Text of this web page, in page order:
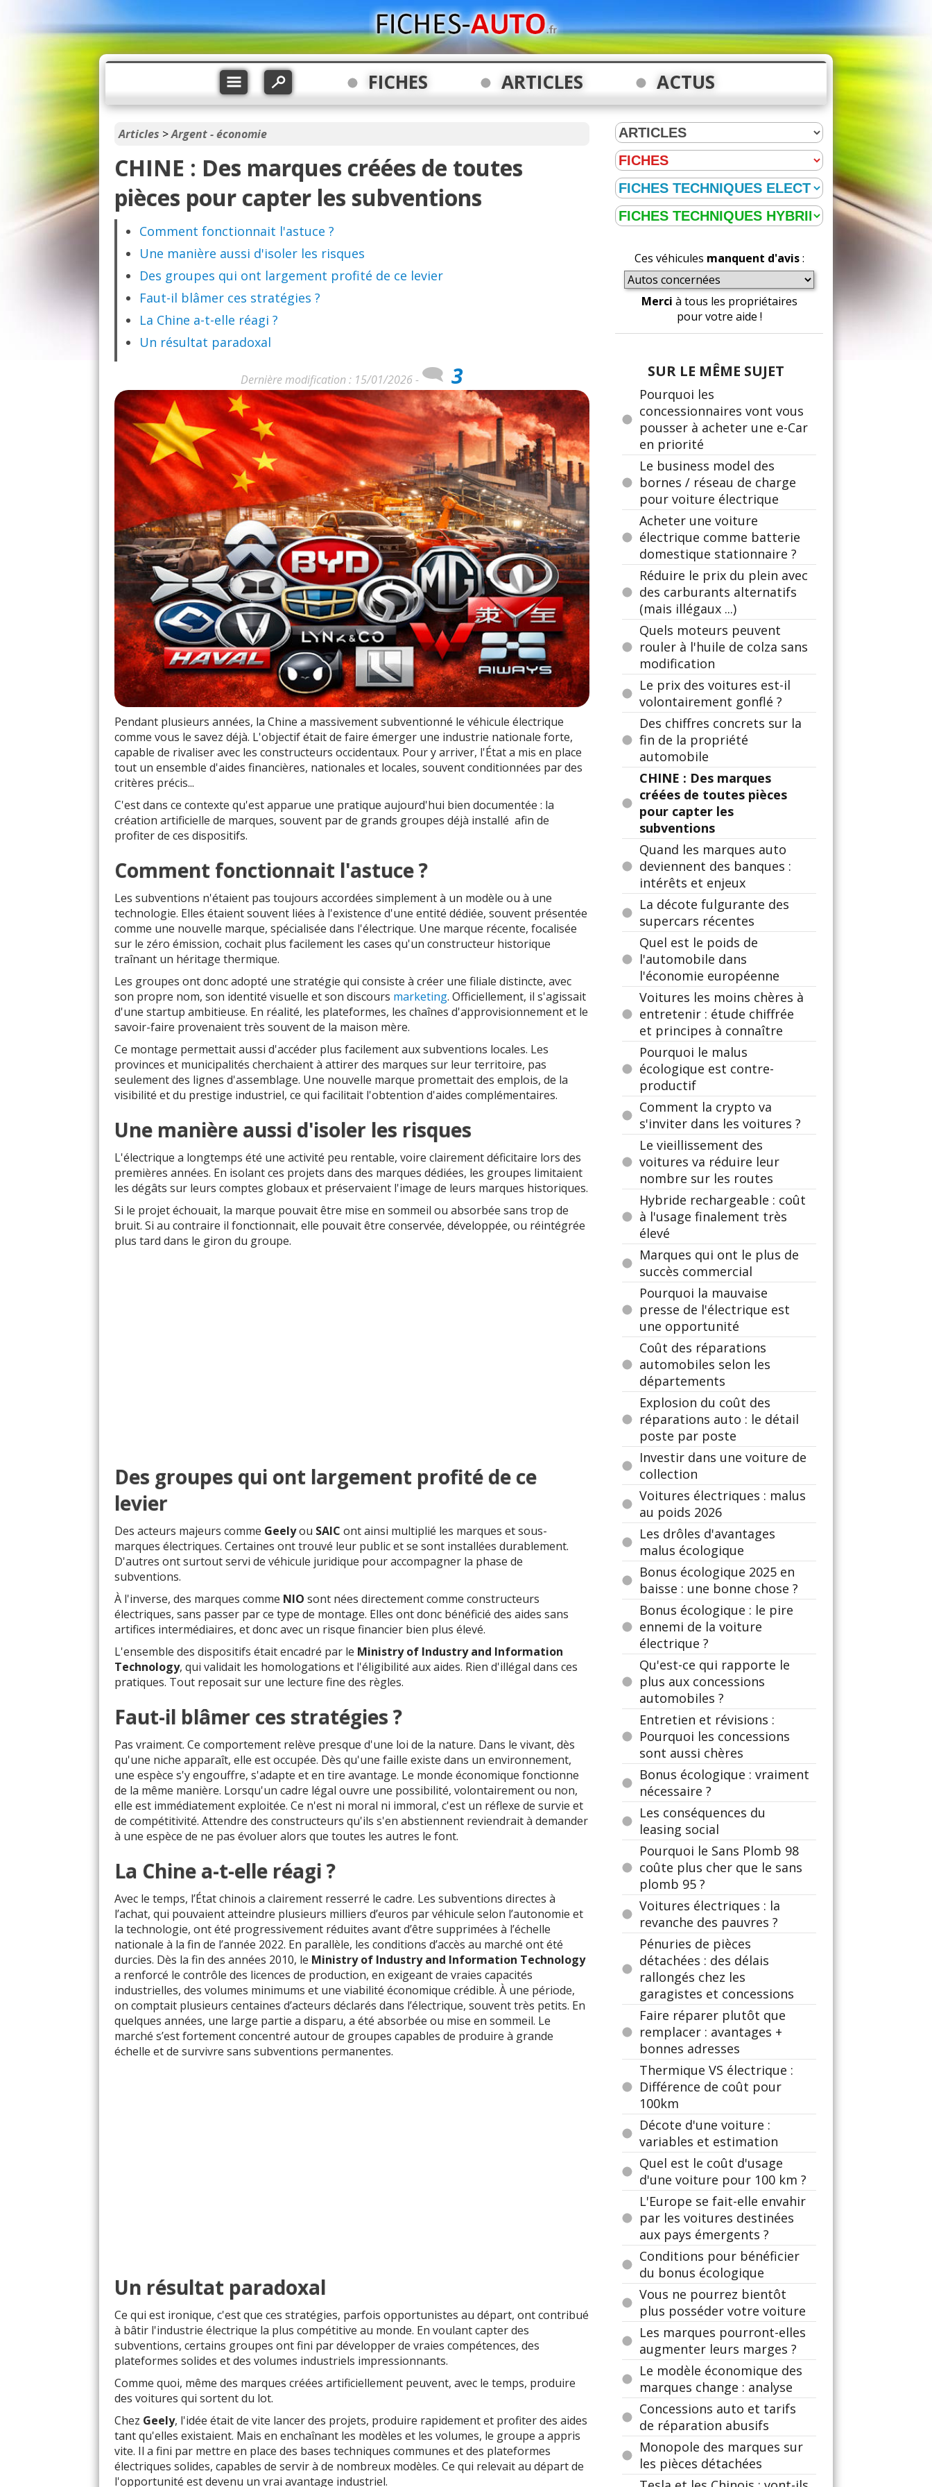
FICHES ARTICLES ACTUS
Articles >Argent - économie
CHINE : Des marques créées de toutes
pièces pour capter les subventions
Comment fonctionnait l'astuce ?
Une manière aussi d'isoler les risques
Des groupes qui ont largement profité de ce levier
Faut-il blâmer ces stratégies ?
La Chine a-t-elle réagi ?
Un résultat paradoxal
Dernière modification : 15/01/2026 - 3
Pendant plusieurs années, la Chine a massivement subventionné le véhicule électrique
comme vous le savez déjà. L'objectif était de faire émerger une industrie nationale forte,
capable de rivaliser avec les constructeurs occidentaux. Pour y arriver, l'État a mis en place
tout un ensemble d'aides financières, nationales et locales, souvent conditionnées par des
critères précis...
C'est dans ce contexte qu'est apparue une pratique aujourd'hui bien documentée : la
création artificielle de marques, souvent par de grands groupes déjà installé afin de
profiter de ces dispositifs.
Comment fonctionnait l'astuce ?
Les subventions n'étaient pas toujours accordées simplement à un modèle ou à une
technologie. Elles étaient souvent liées à l'existence d'une entité dédiée, souvent présentée
comme une nouvelle marque, spécialisée dans l'électrique. Une marque récente, focalisée
sur le zéro émission, cochait plus facilement les cases qu'un constructeur historique
traînant un héritage thermique.
Les groupes ont donc adopté une stratégie qui consiste à créer une filiale distincte, avec
son propre nom, son identité visuelle et son discours marketing. Officiellement, il s'agissait
d'une startup ambitieuse. En réalité, les plateformes, les chaînes d'approvisionnement et le
savoir-faire provenaient très souvent de la maison mère.
Ce montage permettait aussi d'accéder plus facilement aux subventions locales. Les
provinces et municipalités cherchaient à attirer des marques sur leur territoire, pas
seulement des lignes d'assemblage. Une nouvelle marque promettait des emplois, de la
visibilité et du prestige industriel, ce qui facilitait l'obtention d'aides complémentaires.
Une manière aussi d'isoler les risques
L'électrique a longtemps été une activité peu rentable, voire clairement déficitaire lors des
premières années. En isolant ces projets dans des marques dédiées, les groupes limitaient
les dégâts sur leurs comptes globaux et préservaient l'image de leurs marques historiques.
Si le projet échouait, la marque pouvait être mise en sommeil ou absorbée sans trop de
bruit. Si au contraire il fonctionnait, elle pouvait être conservée, développée, ou réintégrée
plus tard dans le giron du groupe.
Des groupes qui ont largement profité de ce
levier
Des acteurs majeurs comme Geelyou SAIC ont ainsi multiplié les marques et sous-
marques électriques. Certaines ont trouvé leur public et se sont installées durablement.
D'autres ont surtout servi de véhicule juridique pour accompagner la phase de
subventions.
À l'inverse, des marques comme NIO sont nées directement comme constructeurs
électriques, sans passer par ce type de montage. Elles ont donc bénéficié des aides sans
artifices intermédiaires, et donc avec un risque financier bien plus élevé.
L'ensemble des dispositifs était encadré par le Ministry of Industry and Information
Technology, qui validait les homologations et l'éligibilité aux aides. Rien d'illégal dans ces
pratiques. Tout reposait sur une lecture fine des règles.
Faut-il blâmer ces stratégies ?
Pas vraiment. Ce comportement relève presque d'une loi de la nature. Dans le vivant, dès
qu'une niche apparaît, elle est occupée. Dès qu'une faille existe dans un environnement,
une espèce s'y engouffre, s'adapte et en tire avantage. Le monde économique fonctionne
de la même manière. Lorsqu'un cadre légal ouvre une possibilité, volontairement ou non,
elle est immédiatement exploitée. Ce n'est ni moral ni immoral, c'est un réflexe de survie et
de compétitivité. Attendre des constructeurs qu'ils s'en abstiennent reviendrait à demander
à une espèce de ne pas évoluer alors que toutes les autres le font.
La Chine a-t-elle réagi ?
Avec le temps, l’État chinois a clairement resserré le cadre. Les subventions directes à
l’achat, qui pouvaient atteindre plusieurs milliers d’euros par véhicule selon l’autonomie et
la technologie, ont été progressivement réduites avant d’être supprimées à l’échelle
nationale à la fin de l’année 2022. En parallèle, les conditions d’accès au marché ont été
durcies. Dès la fin des années 2010, le Ministry of Industry and Information Technology
a renforcé le contrôle des licences de production, en exigeant de vraies capacités
industrielles, des volumes minimums et une viabilité économique crédible. À une période,
on comptait plusieurs centaines d’acteurs déclarés dans l’électrique, souvent très petits. En
quelques années, une large partie a disparu, a été absorbée ou mise en sommeil. Le
marché s’est fortement concentré autour de groupes capables de produire à grande
échelle et de survivre sans subventions permanentes.
Un résultat paradoxal
Ce qui est ironique, c'est que ces stratégies, parfois opportunistes au départ, ont contribué
à bâtir l'industrie électrique la plus compétitive au monde. En voulant capter des
subventions, certains groupes ont fini par développer de vraies compétences, des
plateformes solides et des volumes industriels impressionnants.
Comme quoi, même des marques créées artificiellement peuvent, avec le temps, produire
des voitures qui sortent du lot.
Chez Geely, l'idée était de vite lancer des projets, produire rapidement et profiter des aides
tant qu'elles existaient. Mais en enchaînant les modèles et les volumes, le groupe a appris
vite. Il a fini par mettre en place des bases techniques communes et des plateformes
électriques solides, capables de servir à de nombreux modèles. Ce qui relevait au départ de
l'opportunité est devenu un vrai avantage industriel.
Ces véhicules manquent d'avis:
Merci à tous les propriétaires
pour votre aide !
SUR LE MÊME SUJET
Pourquoi les
concessionnaires vont vous
pousser à acheter une e-Car
en priorité
Le business model des
bornes / réseau de charge
pour voiture électrique
Acheter une voiture
électrique comme batterie
domestique stationnaire ?
Réduire le prix du plein avec
des carburants alternatifs
(mais illégaux ...)
Quels moteurs peuvent
rouler à l'huile de colza sans
modification
Le prix des voitures est-il
volontairement gonflé ?
Des chiffres concrets sur la
fin de la propriété
automobile
CHINE : Des marques
créées de toutes pièces
pour capter les
subventions
Quand les marques auto
deviennent des banques :
intérêts et enjeux
La décote fulgurante des
supercars récentes
Quel est le poids de
l'automobile dans
l'économie européenne
Voitures les moins chères à
entretenir : étude chiffrée
et principes à connaître
Pourquoi le malus
écologique est contre-
productif
Comment la crypto va
s'inviter dans les voitures ?
Le vieillissement des
voitures va réduire leur
nombre sur les routes
Hybride rechargeable : coût
à l'usage finalement très
élevé
Marques qui ont le plus de
succès commercial
Pourquoi la mauvaise
presse de l'électrique est
une opportunité
Coût des réparations
automobiles selon les
départements
Explosion du coût des
réparations auto : le détail
poste par poste
Investir dans une voiture de
collection
Voitures électriques : malus
au poids 2026
Les drôles d'avantages
malus écologique
Bonus écologique 2025 en
baisse : une bonne chose ?
Bonus écologique : le pire
ennemi de la voiture
électrique ?
Qu'est-ce qui rapporte le
plus aux concessions
automobiles ?
Entretien et révisions :
Pourquoi les concessions
sont aussi chères
Bonus écologique : vraiment
nécessaire ?
Les conséquences du
leasing social
Pourquoi le Sans Plomb 98
coûte plus cher que le sans
plomb 95 ?
Voitures électriques : la
revanche des pauvres ?
Pénuries de pièces
détachées : des délais
rallongés chez les
garagistes et concessions
Faire réparer plutôt que
remplacer : avantages +
bonnes adresses
Thermique VS électrique :
Différence de coût pour
100km
Décote d'une voiture :
variables et estimation
Quel est le coût d'usage
d'une voiture pour 100 km ?
L'Europe se fait-elle envahir
par les voitures destinées
aux pays émergents ?
Conditions pour bénéficier
du bonus écologique
Vous ne pourrez bientôt
plus posséder votre voiture
Les marques pourront-elles
augmenter leurs marges ?
Le modèle économique des
marques change : analyse
Concessions auto et tarifs
de réparation abusifs
Monopole des marques sur
les pièces détachées